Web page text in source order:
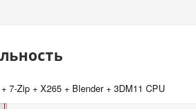
7-Zip + X265 + Blender + 3DM11 CPU